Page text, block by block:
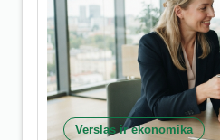
Verslas ir ekonomika